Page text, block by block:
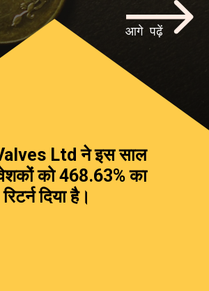
Ltd ने इस साल
को468.63% का
रिटर्न दिया है।
आगे पढ़ें